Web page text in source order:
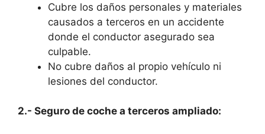
Cubre los daños personales y materiales
causados a terceros en un accidente
donde el conductor asegurado sea
culpable.
No cubre daños al propio vehículo ni
lesiones del conductor.
2.- Seguro de coche a terceros ampliado: